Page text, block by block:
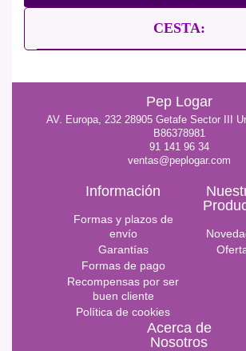
CESTA:
Pep Logar
AV. Europa, 232 28905 Getafe Sector III
B86378981
91 141 96 34
ventas@peplogar.com
Información
Formas y plazos de
envío
Garantías
Formas de pago
Recompensas por ser
buen cliente
Política de cookies
Acerca de
Nosotros